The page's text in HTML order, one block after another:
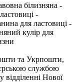
білизняна -
-
для ластовиці -
кулір для
та Укрпошти,
службою
відділенні Нової